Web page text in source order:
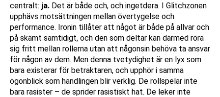
centralt: ja. Det är både och, och ingetdera. I Glitchzonen
upphävs motsättningen mellan övertygelse och
performance. Ironin tillåter att något är både på allvar och
på skämt samtidigt, och den som deltar kan därmed röra
sig fritt mellan rollerna utan att någonsin behöva ta ansvar
för någon av dem. Men denna tvetydighet är en lyx som
bara existerar för betraktaren, och upphör i samma
ögonblick som handlingen blir verklig. De rollspelar inte
bara rasister – de sprider rasistiskt hat. De leker inte